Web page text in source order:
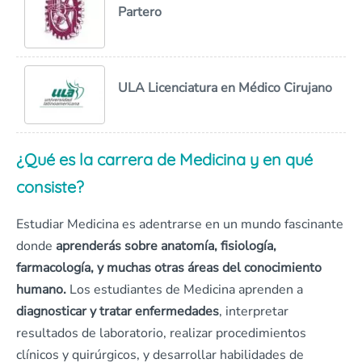
Partero
ULA Licenciatura en Médico Cirujano
¿Qué es la carrera de Medicina y en qué
consiste?
Estudiar Medicina es adentrarse en un mundo fascinante
donde aprenderás sobre anatomía, fisiología,
farmacología, y muchas otras áreas del conocimiento
humano. Los estudiantes de Medicina aprenden a
diagnosticar y tratar enfermedades, interpretar
resultados de laboratorio, realizar procedimientos
clínicos y quirúrgicos, y desarrollar habilidades de